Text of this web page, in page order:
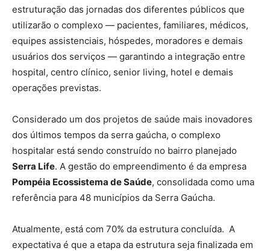
estruturação das jornadas dos diferentes públicos que
utilizarão o complexo — pacientes, familiares, médicos,
equipes assistenciais, hóspedes, moradores e demais
usuários dos serviços — garantindo a integração entre
hospital, centro clínico, senior living, hotel e demais
operações previstas.
Considerado um dos projetos de saúde mais inovadores
dos últimos tempos da serra gaúcha, o complexo
hospitalar está sendo construído no bairro planejado
Serra Life. A gestão do empreendimento é da empresa
Pompéia Ecossistema de Saúde, consolidada como uma
referência para 48 municípios da Serra Gaúcha.
Atualmente, está com 70% da estrutura concluída. A
expectativa é que a etapa da estrutura seja finalizada em